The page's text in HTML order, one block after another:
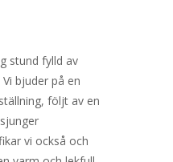
stund fylld av
bjuder på en
följt av en
vi också och